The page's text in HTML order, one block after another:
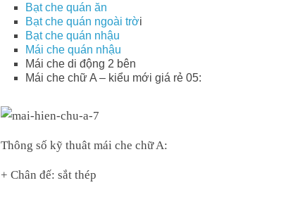
Bạt che quán ăn
Bạt che quán ngoài trời
Bạt che quán nhậu
Mái che quán nhậu
Mái che di động 2 bên
Mái che chữ A – kiểu mới giá rẻ 05:
Thông số kỹ thuât mái che chữ A:
+ Chân đế: sắt thép